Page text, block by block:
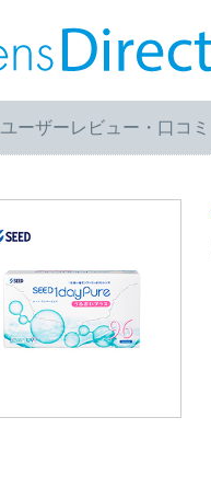
ユーザーレビュー・口コミ